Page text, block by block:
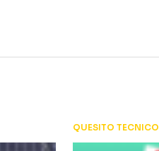
QUESITO TECNICO